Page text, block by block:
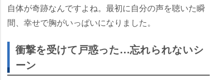
自体が奇跡なんですよね。最初に自分の声を聴いた瞬
間、幸せで胸がいっぱいになりました。
衝撃を受けて戸惑った…忘れられないシ
ーン